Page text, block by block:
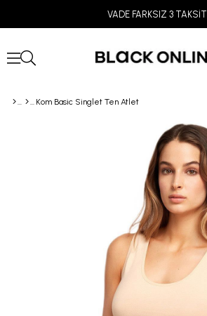
VADE FARKSIZ 3 TAKSİT
Kom Basic Singlet Ten Atlet